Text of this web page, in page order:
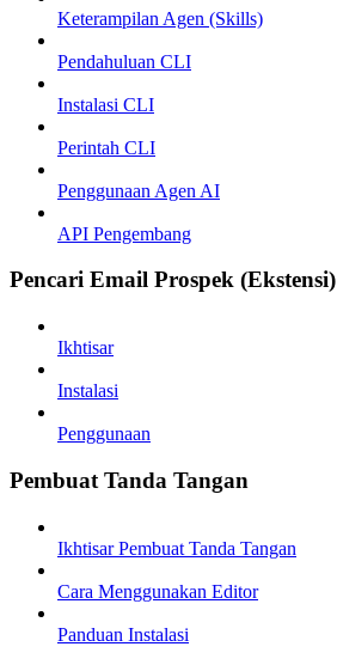
Keterampilan Agen (Skills)
Pendahuluan CLI
Instalasi CLI
Perintah CLI
Penggunaan Agen AI
API Pengembang
Pencari Email Prospek (Ekstensi)
Ikhtisar
Instalasi
Penggunaan
Pembuat Tanda Tangan
Ikhtisar Pembuat Tanda Tangan
Cara Menggunakan Editor
Panduan Instalasi